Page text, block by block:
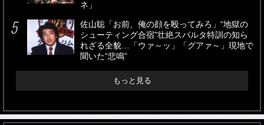
ネ」
佐山聡「お前、俺の顔を殴ってみろ」“地獄の
シューティング合宿”壮絶スパルタ特訓の知ら
れざる全貌…「ウァ～ッ」「グアァ～」現地で
聞いた“悲鳴”
もっと見る